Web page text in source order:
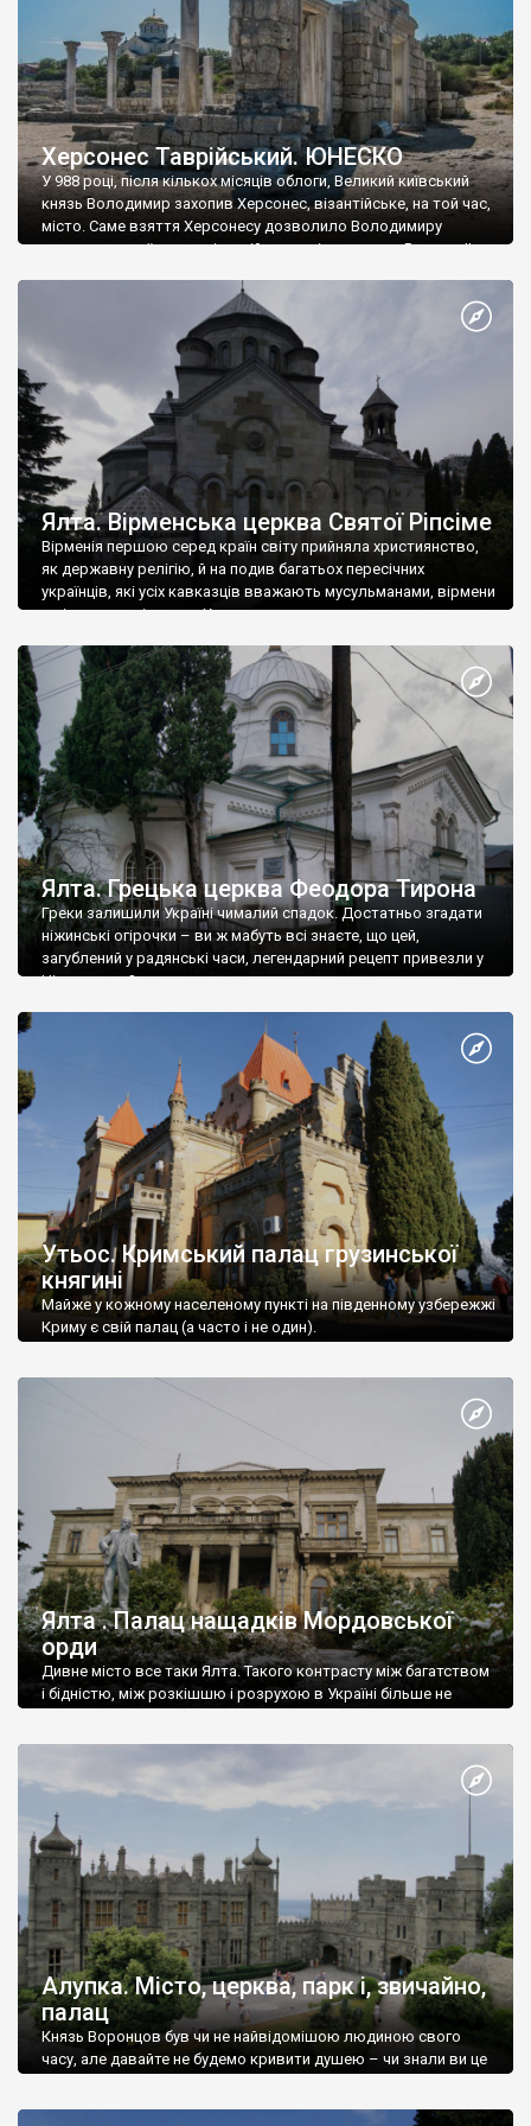
Херсонес Таврійський. ЮНЕСКО
У 988 році, після кількох місяців облоги, Великий київський
князь Володимир захопив Херсонес, візантійське, на той час,
місто. Саме взяття Херсонесу дозволило Володимиру
диктувати свої умови візантійському імператору Василю ІІ, та
Херсонесі Володимир-язичник, став Василем-християнином.
А потім було Хрещення Русі. На честь Херсонесу Таврійського
Ялта. Вірменська церква Святої Ріпсіме
Вірменія першою серед країн світу прийняла християнство,
як державну релігію, й на подив багатьох пересічних
українців, які усіх кавказців вважають мусульманами, вірмени
є відданими вірянами Христа
Ялта. Грецька церква Феодора Тирона
Греки залишили Україні чималий спадок. Достатньо згадати
ніжинські огірочки – ви ж мабуть всі знаєте, що цей,
загублений у радянські часи, легендарний рецепт привезли у
Ніжин греки?
Утьос. Кримський палац грузинської
княгині
Майже у кожному населеному пункті на південному узбережжі
Криму є свій палац (а часто і не один).
Ялта . Палац нащадків Мордовської
орди
Дивне місто все таки Ялта. Такого контрасту між багатством
і бідністю, між розкішшю і розрухою в Україні більше не
Алупка. Місто, церква, парк і, звичайно,
палац
Князь Воронцов був чи не найвідомішою людиною свого
часу, але давайте не будемо кривити душею – чи знали ви це